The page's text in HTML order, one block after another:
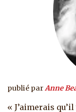
publié parAnne
« J’aimerais